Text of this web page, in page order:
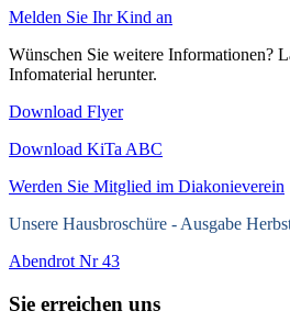
Melden Sie Ihr Kind an
Wünschen Sie weitere Informationen?
Infomaterial herunter.
Download Flyer
Download KiTa ABC
Werden Sie Mitglied im Diakonieverein
Unsere Hausbroschüre - Ausgabe
Abendrot Nr 43
Sie erreichen uns